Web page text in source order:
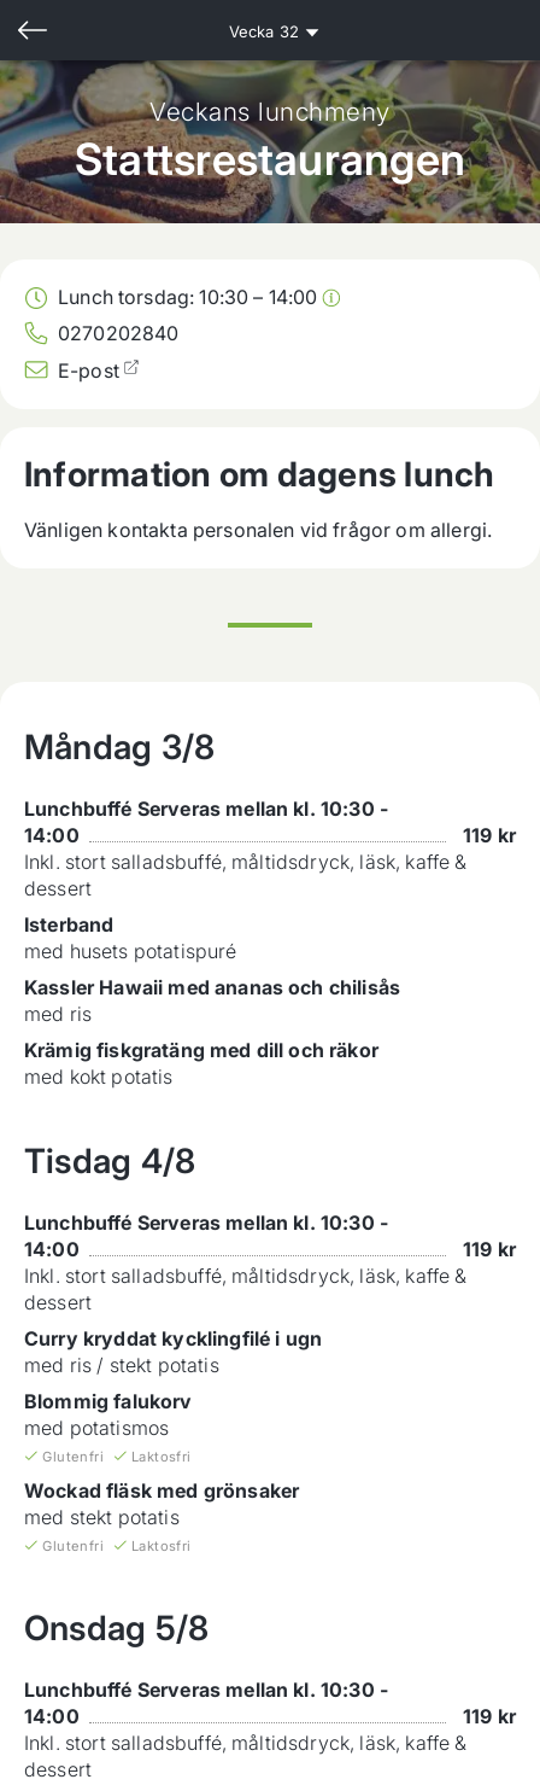
Vecka 32
Veckans lunchmeny
Stattsrestaurangen
Lunch torsdag:10:30 – 14:00
0270202840
E-post
Information om dagens lunch
Vänligen kontakta personalen vid frågor om allergi.
Måndag 3/8
Lunchbuffé Serveras mellan kl. 10:30 -
14:00
119 kr
Inkl. stort salladsbuffé, måltidsdryck, läsk, kaffe &
dessert
Isterband
med husets potatispuré
Kassler Hawaii med ananas och chilisås
med ris
Krämig fiskgratäng med dill och räkor
med kokt potatis
Tisdag 4/8
Lunchbuffé Serveras mellan kl. 10:30 -
14:00
119 kr
Inkl. stort salladsbuffé, måltidsdryck, läsk, kaffe &
dessert
Curry kryddat kycklingfilé i ugn
med ris / stekt potatis
Blommig falukorv
med potatismos
Glutenfri Laktosfri
Wockad fläsk med grönsaker
med stekt potatis
Glutenfri Laktosfri
Onsdag 5/8
Lunchbuffé Serveras mellan kl. 10:30 -
14:00
119 kr
Inkl. stort salladsbuffé, måltidsdryck, läsk, kaffe &
dessert